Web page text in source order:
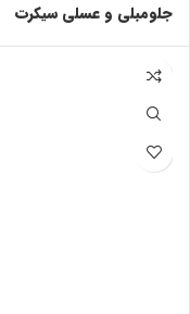
جلومبلی و عسلی سیکرت